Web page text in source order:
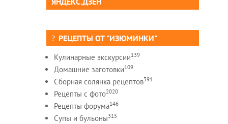
РЕЦЕПТЫ ОТ "ИЗЮМИНКИ"
Кулинарные экскурсии139
Домашние заготовки109
Сборная солянка рецептов391
Рецепты c фото2020
Рецепты форума146
Супы и бульоны315